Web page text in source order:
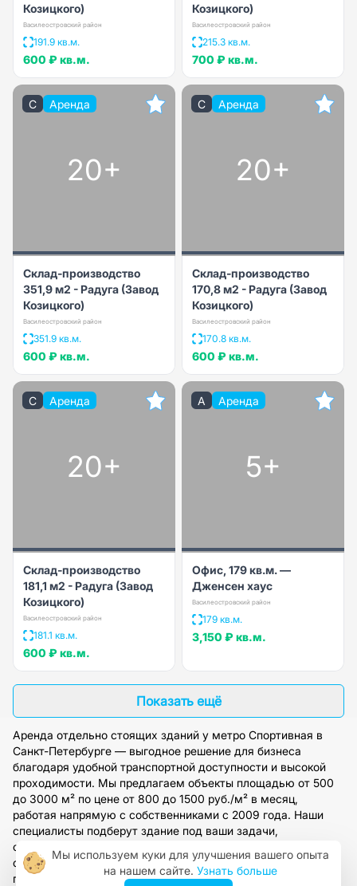
Козицкого)
Василеостровский район
191.9 кв.м.
600 ₽ кв.м.
Козицкого)
Василеостровский район
215.3 кв.м.
700 ₽ кв.м.
C Аренда
20+
Склад-производство
351,9 м2 - Радуга (Завод
Козицкого)
Василеостровский район
351.9 кв.м.
600 ₽ кв.м.
C Аренда
20+
Склад-производство
170,8 м2 - Радуга (Завод
Козицкого)
Василеостровский район
170.8 кв.м.
600 ₽ кв.м.
C Аренда
20+
Склад-производство
181,1 м2 - Радуга (Завод
Козицкого)
Василеостровский район
181.1 кв.м.
600 ₽ кв.м.
A Аренда
5+
Офис, 179 кв.м. —
Дженсен хаус
Василеостровский район
179 кв.м.
3,150 ₽ кв.м.
Показать ещё
Аренда отдельно стоящих зданий у метро Спортивная в
Санкт-Петербурге — выгодное решение для бизнеса
благодаря удобной транспортной доступности и высокой
проходимости. Мы предлагаем объекты площадью от 500
до 3000 м² по цене от 800 до 1500 руб./м² в месяц,
работая напрямую с собственниками с 2009 года. Наши
специалисты подберут здание под ваши задачи,
организуют просмотр и предоставят полное юридическое
сопровождение. Оставьте заявку на сайте, чтобы получить
персональную консультацию и доступ к нашей базе
Мы используем куки для улучшения вашего опыта
на нашем сайте. Узнать больше